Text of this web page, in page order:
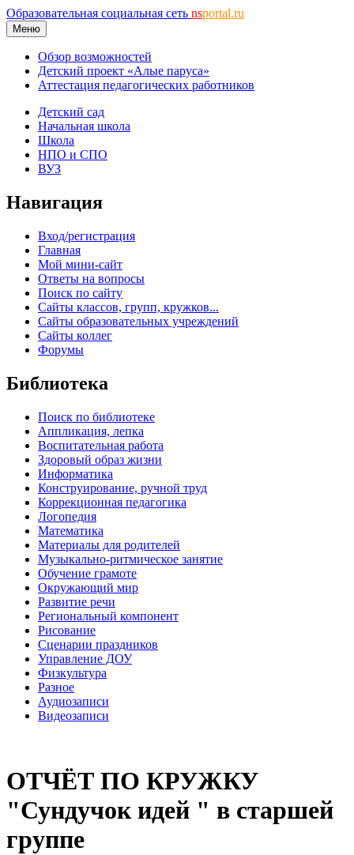
Образовательная социальная сеть nsportal.ru
Меню
Обзор возможностей
Детский проект «Алые паруса»
Аттестация педагогических работников
Детский сад
Начальная школа
Школа
НПО и СПО
ВУЗ
Навигация
Вход/регистрация
Главная
Мой мини-сайт
Ответы на вопросы
Поиск по сайту
Сайты классов, групп, кружков...
Сайты образовательных учреждений
Сайты коллег
Форумы
Библиотека
Поиск по библиотеке
Аппликация, лепка
Воспитательная работа
Здоровый образ жизни
Информатика
Конструирование, ручной труд
Коррекционная педагогика
Логопедия
Математика
Материалы для родителей
Музыкально-ритмическое занятие
Обучение грамоте
Окружающий мир
Развитие речи
Региональный компонент
Рисование
Сценарии праздников
Управление ДОУ
Физкультура
Разное
Аудиозаписи
Видеозаписи
ОТЧЁТ ПО КРУЖКУ
"Сундучок идей " в старшей
группе